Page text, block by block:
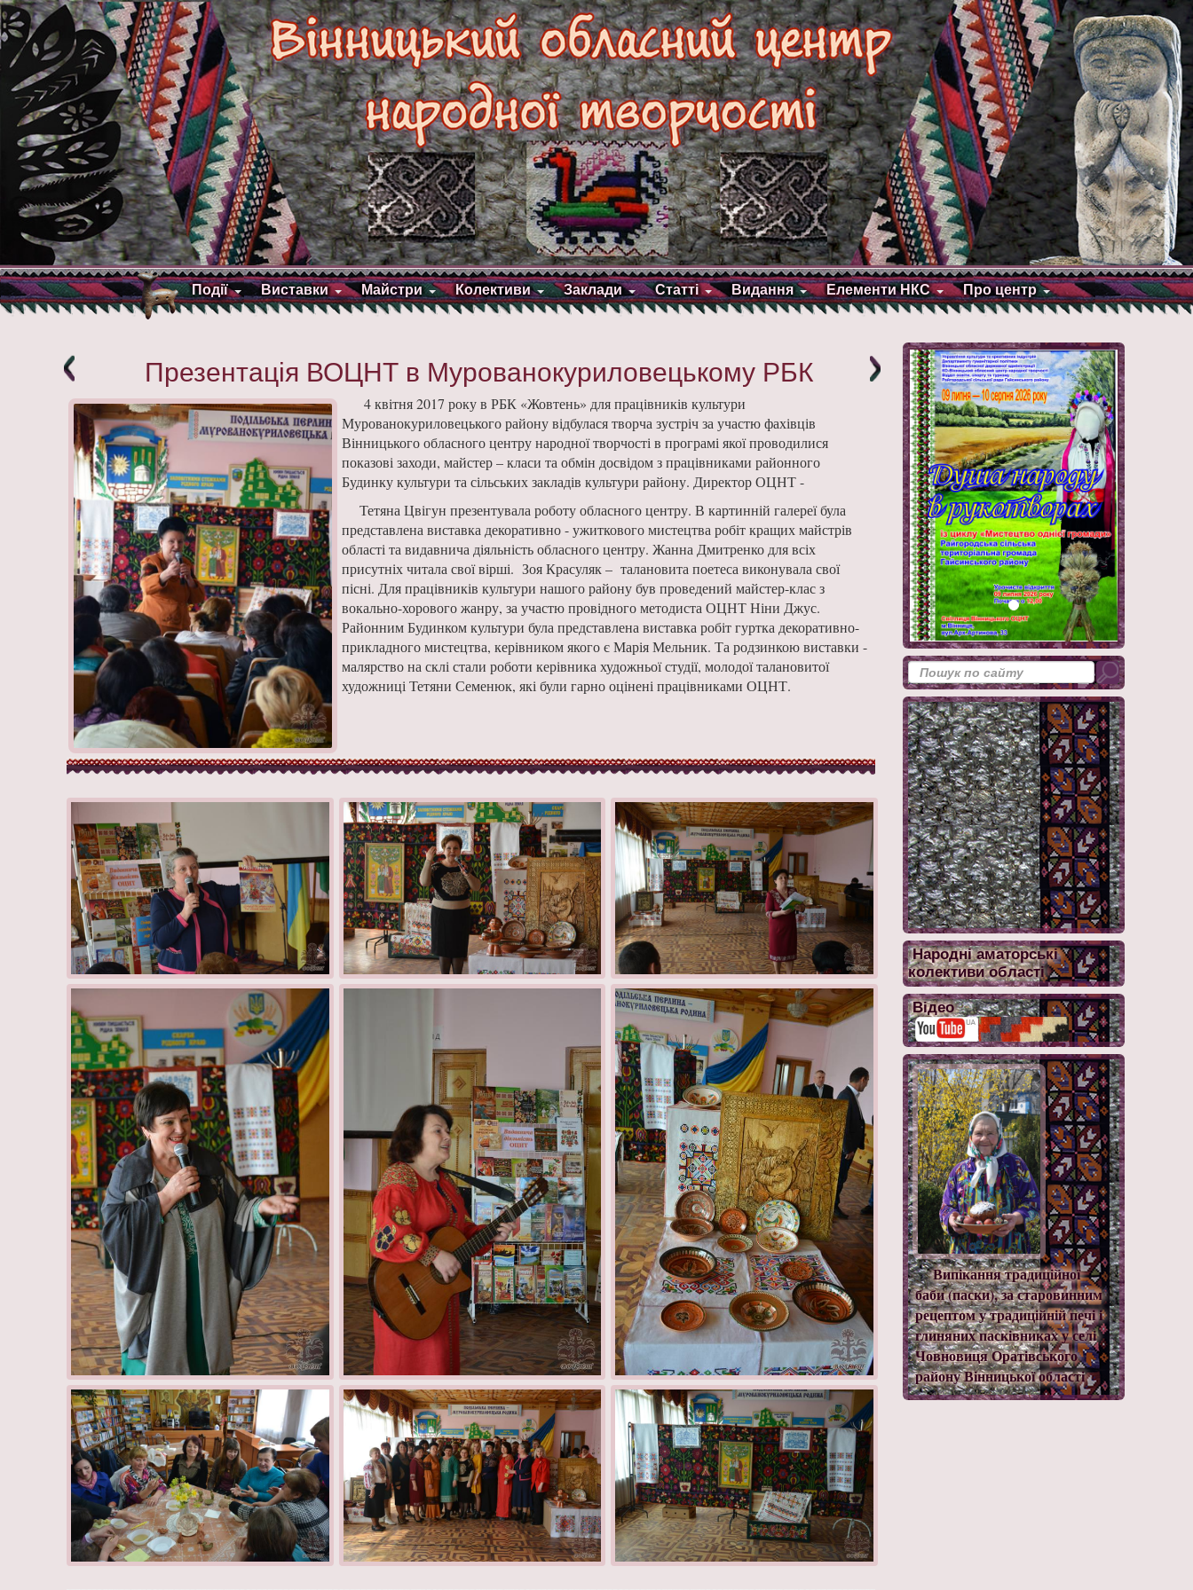
Події Виставки Майстри Колективи Заклади Статті Видання Елементи НКС Про центр
Народні аматорські
колективи області
Відео
Випікання традиційної
баби (паски), за старовинним
рецептом у традиційній печі і
глиняних пасківниках у селі
Човновиця Оратівського
району Вінницької області
Презентація ВОЦНТ в Мурованокуриловецькому РБК
4 квітня 2017 року в РБК «Жовтень» для працівників культури
Мурованокуриловецького району відбулася творча зустріч за участю фахівців
Вінницького обласного центру народної творчості в програмі якої проводилися
показові заходи, майстер – класи та обмін досвідом з працівниками районного
Будинку культури та сільських закладів культури району. Директор ОЦНТ -
Тетяна Цвігун презентувала роботу обласного центру. В картинній галереї була
представлена виставка декоративно - ужиткового мистецтва робіт кращих майстрів
області та видавнича діяльність обласного центру. Жанна Дмитренко для всіх
присутніх читала свої вірші. Зоя Красуляк – талановита поетеса виконувала свої
пісні. Для працівників культури нашого району був проведений майстер-клас з
вокально-хорового жанру, за участю провідного методиста ОЦНТ Ніни Джус.
Районним Будинком культури була представлена виставка робіт гуртка декоративно-
прикладного мистецтва, керівником якого є Марія Мельник. Та родзинкою виставки -
малярство на склі стали роботи керівника художньої студії, молодої талановитої
художниці Тетяни Семенюк, які були гарно оцінені працівниками ОЦНТ.